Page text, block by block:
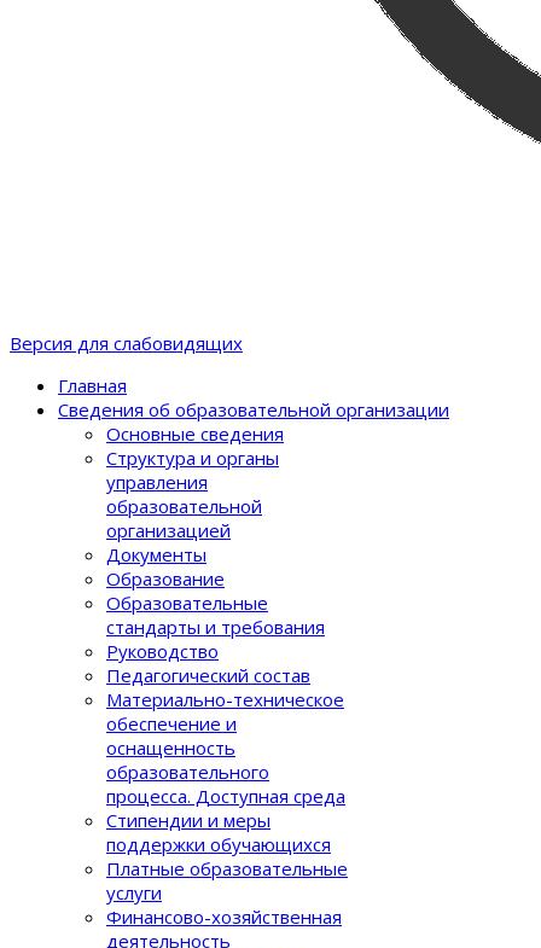
Версия для слабовидящих
Главная
Сведения об образовательной организации
Основные сведения
Структура и органы
управления
образовательной
организацией
Документы
Образование
Образовательные
стандарты и требования
Руководство
Педагогический состав
Материально-техническое
обеспечение и
оснащенность
образовательного
процеcса. Доступная среда
Стипендии и меры
поддержки обучающихся
Платные образовательные
услуги
Финансово-хозяйственная
деятельность